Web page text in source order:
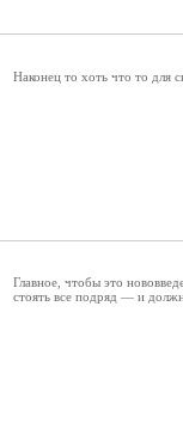
Наконец то хоть что то для
Главное, чтобы это
стоять все подряд — и